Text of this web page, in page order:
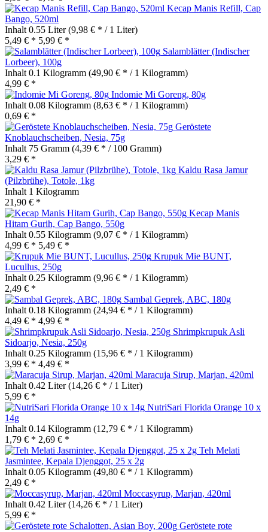
Kecap Manis Refill, Cap
Bango, 520ml
Inhalt 0.55 Liter(9,98 € * / 1 Liter)
5,49 € * 5,99 € *
Salamblätter (Indischer
Lorbeer), 100g
Inhalt 0.1 Kilogramm (49,90 € * / 1 Kilogramm)
4,99 € *
Indomie Mi Goreng, 80g
Inhalt 0.08 Kilogramm (8,63 € * / 1 Kilogramm)
0,69 € *
Geröstete
Knoblauchscheiben, Nesia, 75g
Inhalt 75 Gramm (4,39 € * / 100 Gramm)
3,29 € *
Kaldu Rasa Jamur
(Pilzbrühe), Totole, 1kg
Inhalt 1 Kilogramm
21,90 € *
Kecap Manis
Hitam Gurih, Cap Bango, 550g
Inhalt 0.55 Kilogramm (9,07 € * / 1 Kilogramm)
4,99 € * 5,49 € *
Krupuk Mie BUNT,
Lucullus, 250g
Inhalt 0.25 Kilogramm (9,96 € * / 1 Kilogramm)
2,49 € *
Sambal Geprek, ABC, 180g
Inhalt 0.18 Kilogramm (24,94 € * / 1 Kilogramm)
4,49 € * 4,99 € *
Shrimpkrupuk Asli
Sidoarjo, Nesia, 250g
Inhalt 0.25 Kilogramm (15,96 € * / 1 Kilogramm)
3,99 € * 4,49 € *
Maracuja Sirup, Marjan, 420ml
Inhalt 0.42 Liter(14,26 € * / 1 Liter)
5,99 € *
NutriSari Florida Orange 10 x
14g
Inhalt 0.14 Kilogramm (12,79 € * / 1 Kilogramm)
1,79 € * 2,69 € *
Teh Melati
Jasmintee, Kepala Djenggot, 25 x 2g
Inhalt 0.05 Kilogramm (49,80 € * / 1 Kilogramm)
2,49 € *
Moccasyrup, Marjan, 420ml
Inhalt 0.42 Liter(14,26 € * / 1 Liter)
5,99 € *
Geröstete rote